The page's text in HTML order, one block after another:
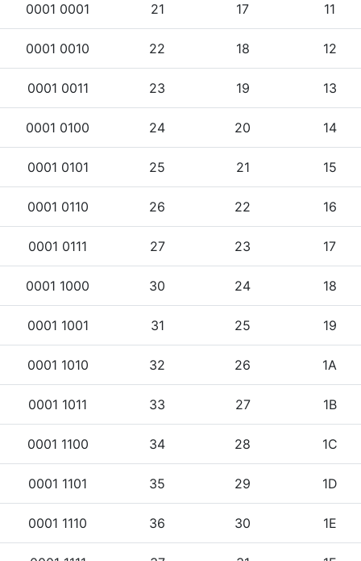
0001 0001 21 17 11
0001 0010 22 18 12
0001 0011 23 19 13
0001 0100 24 20 14
0001 0101 25 21 15
0001 0110 26 22 16
0001 0111 27 23 17
0001 1000 30 24 18
0001 1001 31 25 19
0001 1010 32 26 1A
0001 1011 33 27 1B
0001 1100 34 28 1C
0001 1101 35 29 1D
0001 1110 36 30 1E